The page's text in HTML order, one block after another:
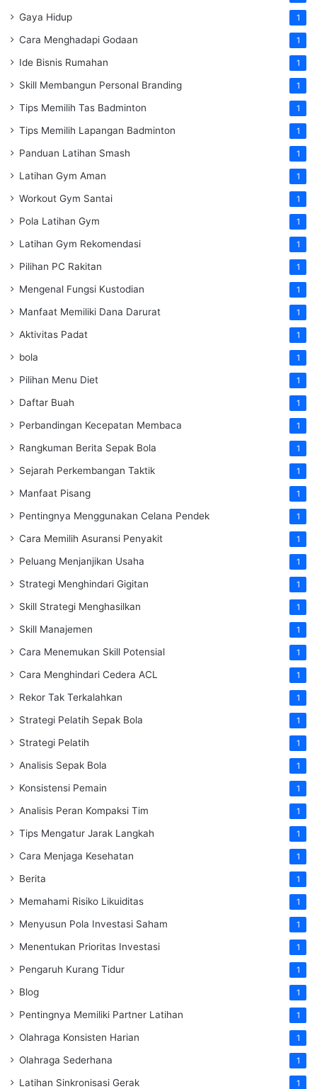
Gaya Hidup 1
Cara Menghadapi Godaan 1
Ide Bisnis Rumahan 1
Skill Membangun Personal Branding 1
Tips Memilih Tas Badminton 1
Tips Memilih Lapangan Badminton 1
Panduan Latihan Smash 1
Latihan Gym Aman 1
Workout Gym Santai 1
Pola Latihan Gym 1
Latihan Gym Rekomendasi 1
Pilihan PC Rakitan 1
Mengenal Fungsi Kustodian 1
Manfaat Memiliki Dana Darurat 1
Aktivitas Padat 1
bola 1
Pilihan Menu Diet 1
Daftar Buah 1
Perbandingan Kecepatan Membaca 1
Rangkuman Berita Sepak Bola 1
Sejarah Perkembangan Taktik 1
Manfaat Pisang 1
Pentingnya Menggunakan Celana Pendek 1
Cara Memilih Asuransi Penyakit 1
Peluang Menjanjikan Usaha 1
Strategi Menghindari Gigitan 1
Skill Strategi Menghasilkan 1
Skill Manajemen 1
Cara Menemukan Skill Potensial 1
Cara Menghindari Cedera ACL 1
Rekor Tak Terkalahkan 1
Strategi Pelatih Sepak Bola 1
Strategi Pelatih 1
Analisis Sepak Bola 1
Konsistensi Pemain 1
Analisis Peran Kompaksi Tim 1
Tips Mengatur Jarak Langkah 1
Cara Menjaga Kesehatan 1
Berita 1
Memahami Risiko Likuiditas 1
Menyusun Pola Investasi Saham 1
Menentukan Prioritas Investasi 1
Pengaruh Kurang Tidur 1
Blog 1
Pentingnya Memiliki Partner Latihan 1
Olahraga Konsisten Harian 1
Olahraga Sederhana 1
Latihan Sinkronisasi Gerak 1